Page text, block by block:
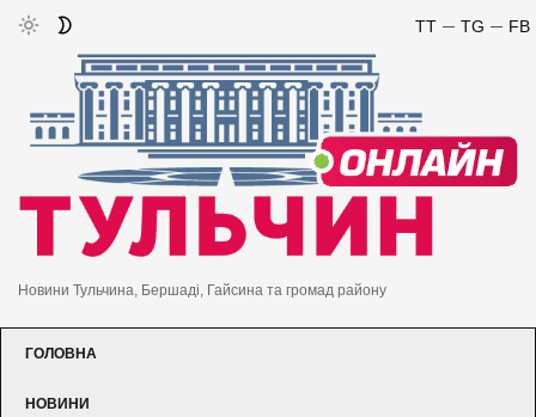
FB
TG
TT
Новини Тульчина, Бершаді, Гайсина та громад району
ГОЛОВНА
НОВИНИ